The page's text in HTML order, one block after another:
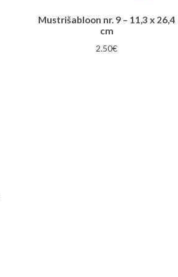
Mustrišabloon nr. 9 – 11,3 x 26,4
cm
2.50€